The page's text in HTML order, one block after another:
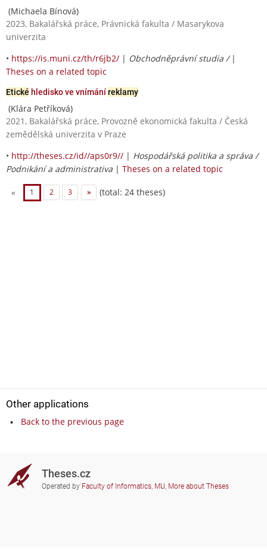
(Michaela Bínová)
2023, Bakalářská práce, Právnická fakulta / Masarykova
univerzita
• https://is.muni.cz/th/r6jb2/ | Obchodněprávní studia / |
Theses on a related topic
Etické hledisko ve vnímáníreklamy
(Klára Petříková)
2021, Bakalářská práce, Provozně ekonomická fakulta / Česká
zemědělská univerzita v Praze
• http://theses.cz/id//aps0r9// | Hospodářská politika a správa /
Podnikání a administrativa | Theses on a related topic
« 1 2 3 » (total: 24 theses)
Other applications
Back to the previous page
Theses.cz
Operated by Faculty of Informatics, MU, More about Theses